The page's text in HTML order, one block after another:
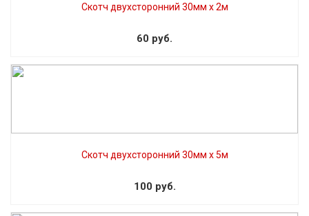
Скотч двухсторонний 30мм x 2м
60 руб.
Скотч двухсторонний 30мм х 5м
100 руб.